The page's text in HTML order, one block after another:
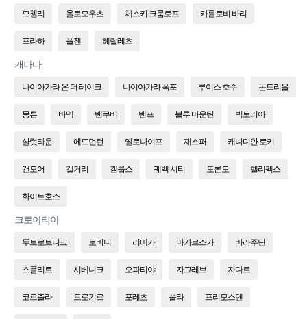
므첼리 올로모우츠 체스키 크룸로프 카를로비 바리
프라하 플젠 헤랄레츠
캐나다
나이아가라 온 더 레이크 나이아가라 폭포 루이스 호수 몬트리올
몽튼 바덱 밴쿠버 밴프 블루 마운틴 빅토리아
샬럿타운 에드먼턴 옐로나이프 재스퍼 캐나디안 로키
캔모어 캘거리 캠룹스 퀘벡 시티 토론토 핼리팩스
화이트호스
크로아티아
두브로브니크 로비니 리예카 마카르스카 바라주딘
스플리트 시베니크 오파티야 자그레브 자다르
코르출라 트로기르 포레츠 풀라 프리모스텐